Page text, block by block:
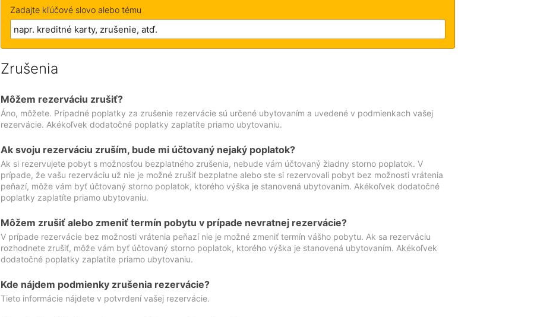
Zadajte kľúčové slovo alebo tému
Zrušenia
Môžem rezerváciu zrušiť?
Áno, môžete. Prípadné poplatky za zrušenie rezervácie sú určené ubytovaním a uvedené v podmienkach vašej
rezervácie. Akékoľvek dodatočné poplatky zaplatíte priamo ubytovaniu.
Ak svoju rezerváciu zruším, bude mi účtovaný nejaký poplatok?
Ak si rezervujete pobyt s možnosťou bezplatného zrušenia, nebude vám účtovaný žiadny storno poplatok. V
prípade, že vašu rezerváciu už nie je možné zrušiť bezplatne alebo ste si rezervovali pobyt bez možnosti vrátenia
peňazí, môže vám byť účtovaný storno poplatok, ktorého výška je stanovená ubytovaním. Akékoľvek dodatočné
poplatky zaplatíte priamo ubytovaniu.
Môžem zrušiť alebo zmeniť termín pobytu v prípade nevratnej rezervácie?
V prípade rezervácie bez možnosti vrátenia peňazí nie je možné zmeniť termín vášho pobytu. Ak sa rezerváciu
rozhodnete zrušiť, môže vám byť účtovaný storno poplatok, ktorého výška je stanovená ubytovaním. Akékoľvek
dodatočné poplatky zaplatíte priamo ubytovaniu.
Kde nájdem podmienky zrušenia rezervácie?
Tieto informácie nájdete v potvrdení vašej rezervácie.